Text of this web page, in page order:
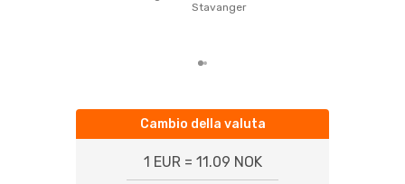
Stavanger
Cambio della valuta
1 EUR = 11.09 NOK